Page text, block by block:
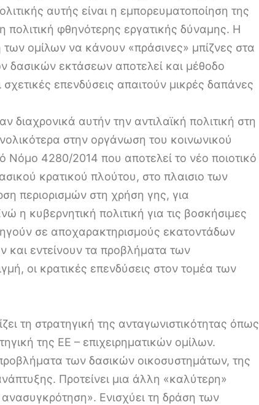
αυτής είναι η εμπορευματοποίηση της
πολιτική φθηνότερης εργατικής δύναμης. Η
των ομίλων να κάνουν «πράσινες» μπίζνες στα
δασικών εκτάσεων αποτελεί και μέθοδο
επενδύσεις απαιτούν μικρές δαπάνες
αυτήν την αντιλαϊκή πολιτική στη
στην οργάνωση του κοινωνικού
Νόμο 4280/2014 που αποτελεί το νέο ποιοτικό
κρατικού πλούτου, στο πλαισιο των
περιορισμών στη χρήση γης, για
η κυβερνητική πολιτική για τις βοσκήσιμες
σε αποχαρακτηρισμούς εκατοντάδων
και εντείνουν τα προβλήματα των
οι κρατικές επενδύσεις στον τομέα των
τη στρατηγική της ανταγωνιστικότητας όπως
της ΕΕ – επιχειρηματικών ομίλων.
των δασικών οικοσυστημάτων, της
Προτείνει μια άλλη «καλύτερη»
Ενισχύει τη δράση των